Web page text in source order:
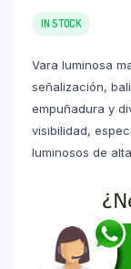
IN STOCK
Vara luminosa
señalización,
empuñadura y
visibilidad,
luminosos de